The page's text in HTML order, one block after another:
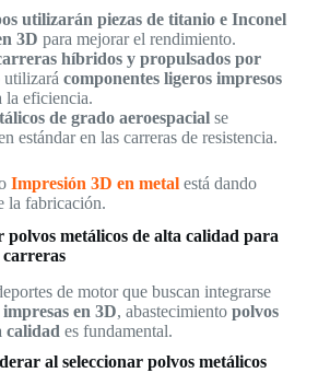
utilizarán piezas de titanio e Inconel
3D para mejorar el rendimiento.
híbridos y propulsados por
utilizará componentes ligeros impresos
la eficiencia.
de grado aeroespacialse
estándar en las carreras de resistencia.
Impresión 3D en metalestá dando
la fabricación.
polvos metálicos de alta calidad para
carreras
de motor que buscan integrarse
en 3D, abastecimiento polvos
calidad es fundamental.
al seleccionar polvos metálicos